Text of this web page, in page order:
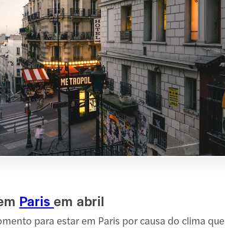
Parisem abril
para estar em Paris por causa do clima